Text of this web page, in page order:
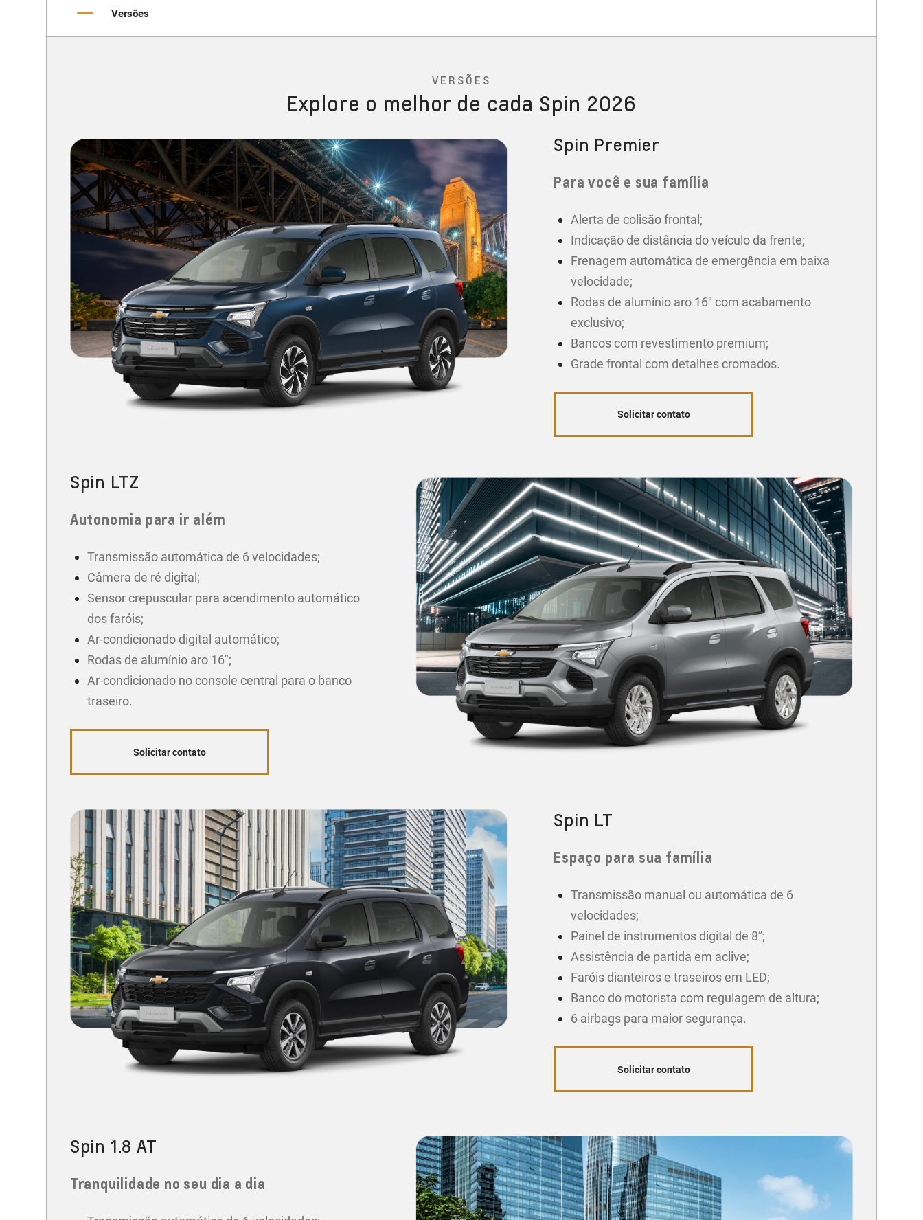
Versões
VERSÕES
Explore o melhor de cada Spin 2026
Spin Premier
Para você e sua família
Alerta de colisão frontal;
Indicação de distância do veículo da frente;
Frenagem automática de emergência em baixa
velocidade;
Rodas de alumínio aro 16" com acabamento
exclusivo;
Bancos com revestimento premium;
Grade frontal com detalhes cromados.
Solicitar contato
Spin LTZ
Autonomia para ir além
Transmissão automática de 6 velocidades;
Câmera de ré digital;
Sensor crepuscular para acendimento automático
dos faróis;
Ar-condicionado digital automático;
Rodas de alumínio aro 16";
Ar-condicionado no console central para o banco
traseiro.
Solicitar contato
Spin LT
Espaço para sua família
Transmissão manual ou automática de 6
velocidades;
Painel de instrumentos digital de 8”;
Assistência de partida em aclive;
Faróis dianteiros e traseiros em LED;
Banco do motorista com regulagem de altura;
6 airbags para maior segurança.
Solicitar contato
Spin 1.8 AT
Tranquilidade no seu dia a dia